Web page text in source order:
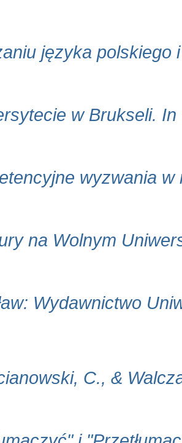
języka polskiego
w Brukseli.
wyzwania
na Wolnym
Wydawnictwo
C., &